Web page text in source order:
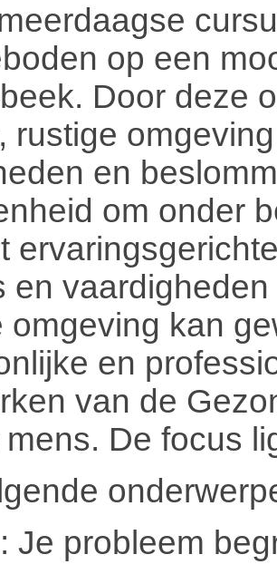
op een
Door deze
rustige
en
om onder
en
omgeving kan
en
van de
De focus
: Je probleem